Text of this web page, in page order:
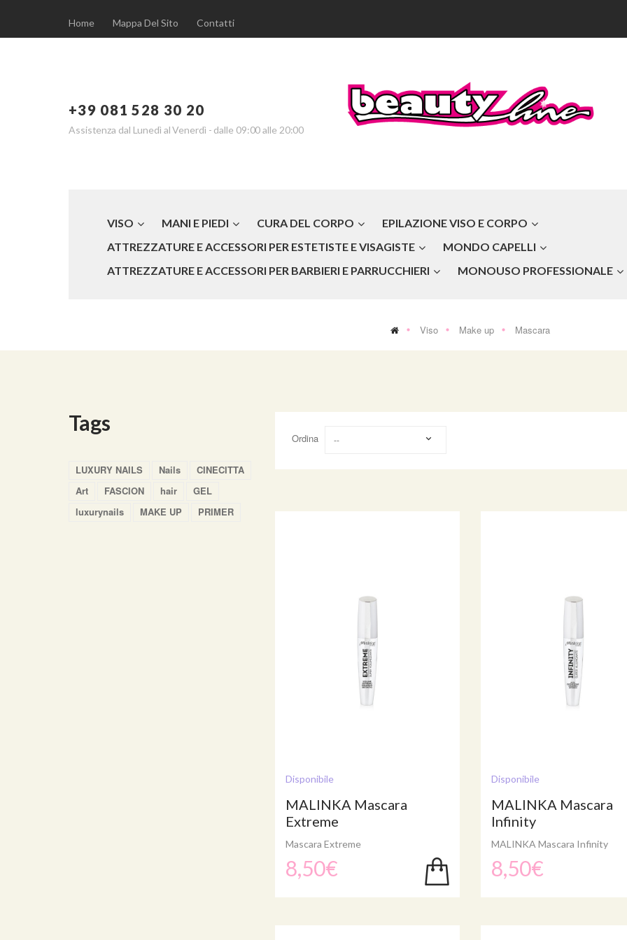
Home Mappa Del Sito Contatti
+39 081 528 30 20
Assistenza dal Lunedì al Venerdì - dalle 09:00 alle 20:00
VISO MANI E PIEDI CURA DEL CORPO
EPILAZIONE VISO E CORPO
ATTREZZATURE E ACCESSORI PER ESTETISTE E VISAGISTE
MONDO CAPELLI
ATTREZZATURE E ACCESSORI PER BARBIERI E PARRUCCHIERI
MONOUSO PROFESSIONALE
Viso Make up Mascara
Ordina --
Disponibile
MALINKA Mascara
Extreme
Mascara Extreme
8,50€
Disponibile
MALINKA Mascara
Infinity
MALINKA Mascara Infinity
8,50€
Tags
LUXURY NAILS Nails
CINECITTA
Art
FASCION hair
GEL
luxurynails
MAKE UP PRIMER